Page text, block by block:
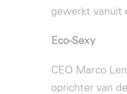
gewerkt vanuit
Eco-Sexy
CEO Marco
oprichter van